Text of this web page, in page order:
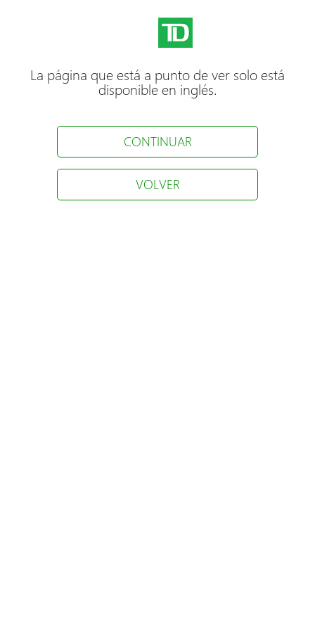
La página que está a punto de ver solo está
disponible en inglés.
CONTINUAR
VOLVER